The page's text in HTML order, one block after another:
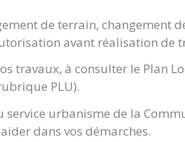
de terrain, changement
avant réalisation de
travaux, à consulter le Plan
PLU).
urbanisme de la
dans vos démarches.